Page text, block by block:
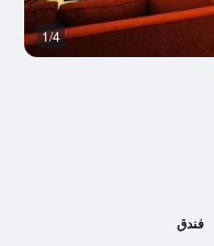
فندق
1/4